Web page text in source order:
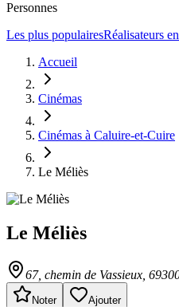
Personnes
Les plus populairesRéalisateurs
Accueil
Cinémas
Cinémas à Caluire-et-Cuire
Le Méliès
Le Méliès
67, chemin de Vassieux ,
Noter Ajouter